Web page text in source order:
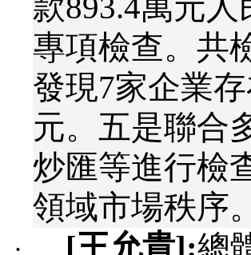
專項檢查。共
發現7家企業
元。五是聯合
炒匯等進行檢
領域市場秩序
[王允貴]:總